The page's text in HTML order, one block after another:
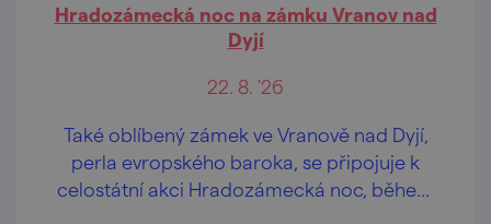
Hradozámecká noc na zámku Vranov nad
Dyjí
22. 8. '26
Také oblíbený zámek ve Vranově nad Dyjí,
perla evropského baroka, se připojuje k
celostátní akci Hradozámecká noc, během